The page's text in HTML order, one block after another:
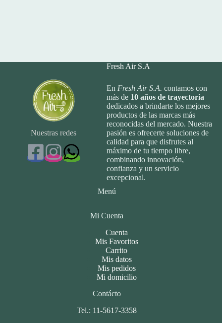
Nuestras redes
Fresh Air S.A
En Fresh Air S.A. contamos con
más de 10 años de trayectoria
dedicados a brindarte los mejores
productos de las marcas más
reconocidas del mercado. Nuestra
pasión es ofrecerte soluciones de
calidad para que disfrutes al
máximo de tu tiempo libre,
combinando innovación,
confianza y un servicio
excepcional.
Menú
Mi Cuenta
Cuenta
Mis Favoritos
Carrito
Mis datos
Mis pedidos
Mi domicilio
Contácto
Tel.: 11-5617-3358